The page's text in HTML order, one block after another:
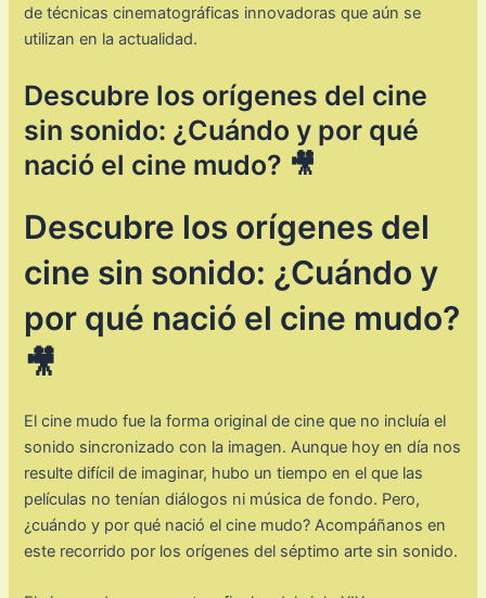
de técnicas cinematográficas innovadoras que aún se
utilizan en la actualidad.
Descubre los orígenes del cine
sin sonido: ¿Cuándo y por qué
nació el cine mudo? 🎥
Descubre los orígenes del
cine sin sonido: ¿Cuándo y
por qué nació el cine mudo?
🎥
El cine mudo fue la forma original de cine que no incluía el
sonido sincronizado con la imagen. Aunque hoy en día nos
resulte difícil de imaginar, hubo un tiempo en el que las
películas no tenían diálogos ni música de fondo. Pero,
¿cuándo y por qué nació el cine mudo? Acompáñanos en
este recorrido por los orígenes del séptimo arte sin sonido.